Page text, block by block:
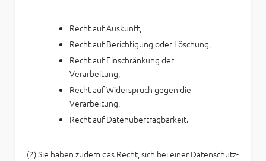
Recht auf Auskunft,
Recht auf Berichtigung oder Löschung,
Recht auf Einschränkung der
Verarbeitung,
Recht auf Widerspruch gegen die
Verarbeitung,
Recht auf Datenübertragbarkeit.
(2) Sie haben zudem das Recht, sich bei einer Datenschutz-